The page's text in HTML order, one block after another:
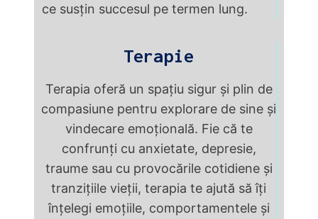
ce susțin succesul pe termen lung.
Terapie
Terapia oferă un spațiu sigur și plin de
compasiune pentru explorare de sine și
vindecare emoțională. Fie că te
confrunți cu anxietate, depresie,
traume sau cu provocările cotidiene și
tranzițiile vieții, terapia te ajută să îți
înțelegi emoțiile, comportamentele și